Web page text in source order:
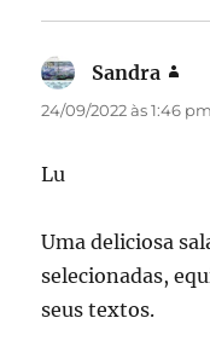
Sandra
24/09/2022 às 1:46 pm
Lu
Uma deliciosa
selecionadas,
seus textos.